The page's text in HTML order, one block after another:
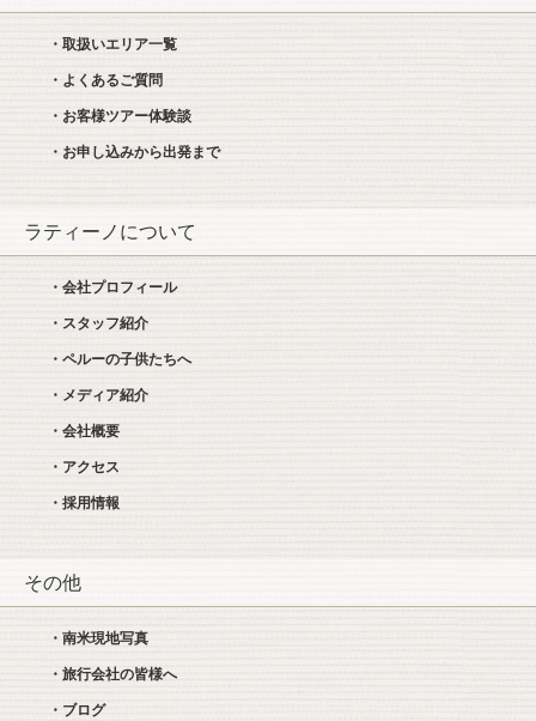
・取扱いエリア一覧
・よくあるご質問
・お客様ツアー体験談
・お申し込みから出発まで
ラティーノについて
・会社プロフィール
・スタッフ紹介
・ペルーの子供たちへ
・メディア紹介
・会社概要
・アクセス
・採用情報
その他
・南米現地写真
・旅行会社の皆様へ
・ブログ